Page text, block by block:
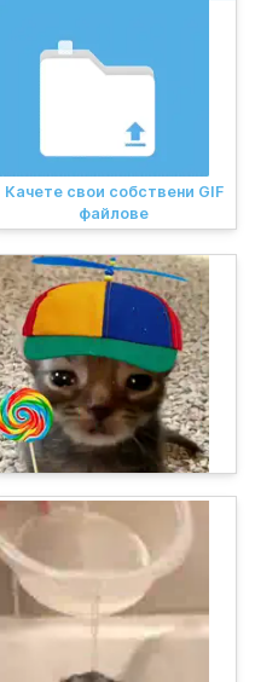
Качете свои собствени GIF
файлове